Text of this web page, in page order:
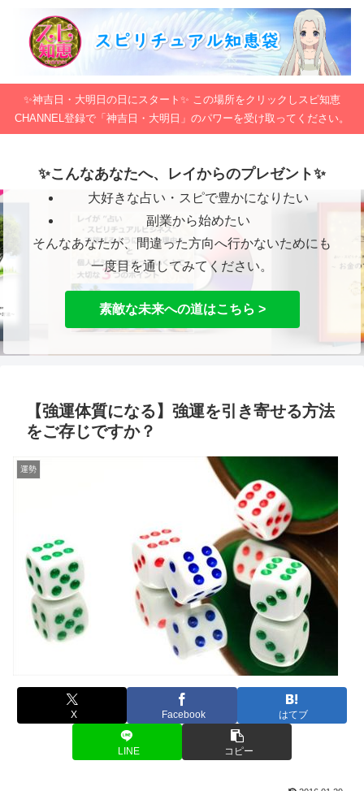
✨神吉日・大明日の日にスタート✨ この場所をクリックしスピ知恵
CHANNEL登録で「神吉日・大明日」のパワーを受け取ってください。
✨こんなあなたへ、レイからのプレゼント✨
大好きな占い・スピで豊かになりたい
副業から始めたい
そんなあなたが、間違った方向へ行かないためにも
一度目を通してみてください。
素敵な未来への道はこちら >
【強運体質になる】強運を引き寄せる方法
をご存じですか？
運勢
X Facebook はてブ
LINE コピー